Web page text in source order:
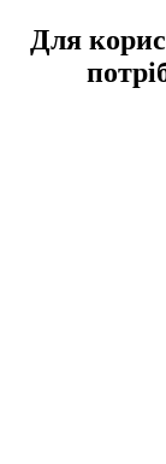
Для